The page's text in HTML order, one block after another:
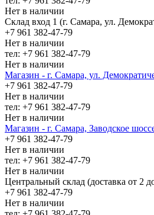
Нет в наличии
Склад вход 1 (г. Самара, ул.
+7 961 382-47-79
Нет в наличии
тел: +7 961 382-47-79
Нет в наличии
Магазин - г. Самара, ул.
+7 961 382-47-79
Нет в наличии
тел: +7 961 382-47-79
Нет в наличии
Магазин - г. Самара, Заводское
+7 961 382-47-79
Нет в наличии
тел: +7 961 382-47-79
Нет в наличии
Центральный склад (доставка от 2
+7 961 382-47-79
Нет в наличии